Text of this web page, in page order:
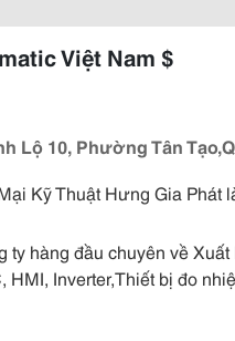
Việt Nam $
Lộ 10, Phường Tân
Kỹ Thuật Hưng Gia Phát
ty hàng đầu chuyên về
HMI, Inverter,Thiết bị đo